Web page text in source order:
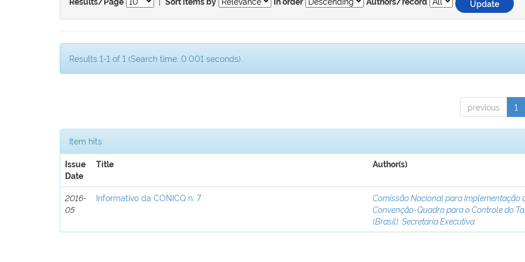
Results/Page Sort items by In order Authors/record
Results 1-1 of 1 (Search time: 0.001 seconds).
previous 1
Item hits:
Issue
Date
Title Author(s)
2016-
05
Informativo da CONICQ n. 7
Comissão Nacional para Implementação
Convenção-Quadro para o Controle do
(Brasil). Secretaria Executiva